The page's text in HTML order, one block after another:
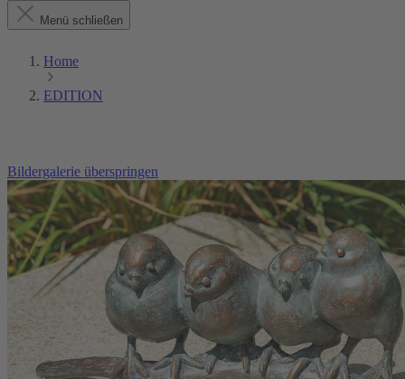
Menü schließen
Home
EDITION
Bildergalerie überspringen